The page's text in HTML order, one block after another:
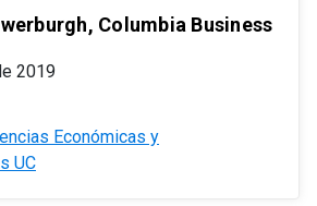
Columbia Business
2019
Económicas y
UC